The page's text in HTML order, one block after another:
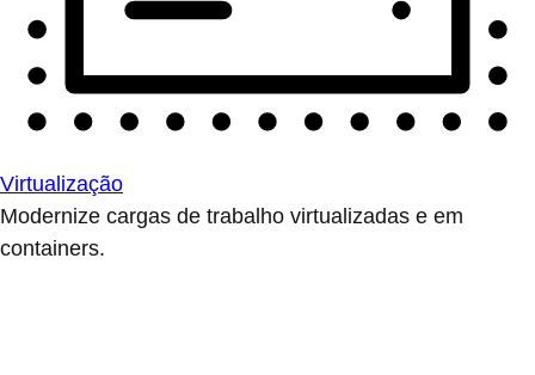
Virtualização
Modernize cargas de trabalho virtualizadas e em
containers.